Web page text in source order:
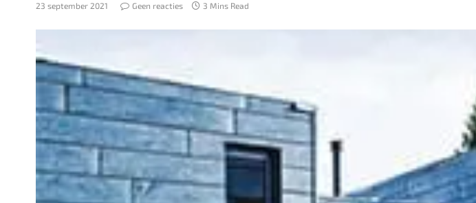
23 september 2021 Geen reacties 3 Mins Read